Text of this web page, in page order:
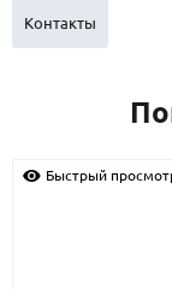
Двери со скидкой
Контакты
Быстрый